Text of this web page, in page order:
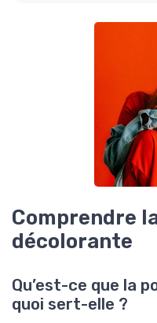
Comprendre
décolorante
Qu’est-ce que la
quoi sert-elle ?